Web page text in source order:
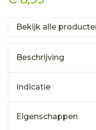
Bekijk alle
Beschrijving
Indicatie
Eigenschappen